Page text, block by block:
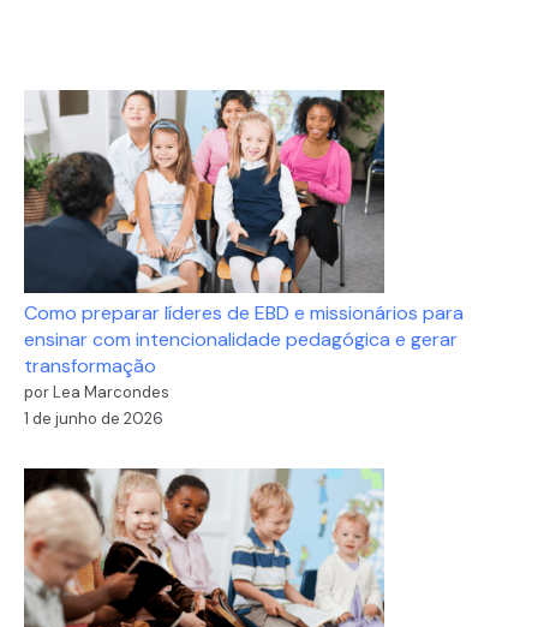
Como preparar líderes de EBD e missionários para
ensinar com intencionalidade pedagógica e gerar
transformação
por Lea Marcondes
1 de junho de 2026